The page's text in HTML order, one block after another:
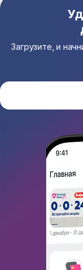
Загрузите, и